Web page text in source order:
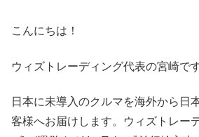
こんにちは！
ウィズトレーディング代表の宮崎です
日本に未導入のクルマを海外から日
客様へお届けします。ウィズトレー